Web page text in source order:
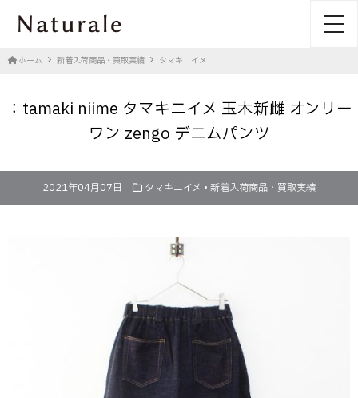
ホーム 新着入荷商品・買取実績 タマキニイメ
：tamaki niime タマキニイメ 玉木新雌 オンリー
ワン zengo デニムパンツ
2021年04月07日 タマキニイメ • 新着入荷商品・買取実績